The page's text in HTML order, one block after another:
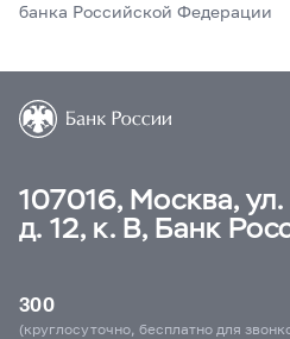
банка Российской Федерации
107016, Москва,
д. 12, к. В, Банк
300
(круглосуточно, бесплатно для